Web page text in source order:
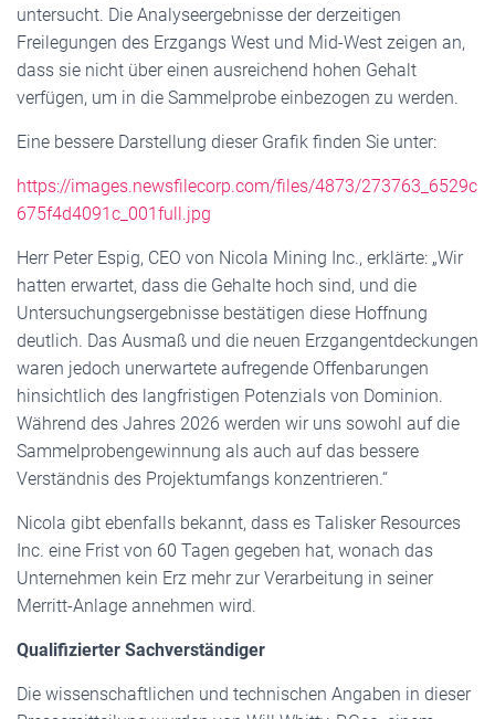
untersucht. Die Analyseergebnisse der derzeitigen
Freilegungen des Erzgangs West und Mid-West zeigen an,
dass sie nicht über einen ausreichend hohen Gehalt
verfügen, um in die Sammelprobe einbezogen zu werden.
Eine bessere Darstellung dieser Grafik finden Sie unter:
https://images.newsfilecorp.com/files/4873/273763_6529c
675f4d4091c_001full.jpg
Herr Peter Espig, CEO von Nicola Mining Inc., erklärte: „Wir
hatten erwartet, dass die Gehalte hoch sind, und die
Untersuchungsergebnisse bestätigen diese Hoffnung
deutlich. Das Ausmaß und die neuen Erzgangentdeckungen
waren jedoch unerwartete aufregende Offenbarungen
hinsichtlich des langfristigen Potenzials von Dominion.
Während des Jahres 2026 werden wir uns sowohl auf die
Sammelprobengewinnung als auch auf das bessere
Verständnis des Projektumfangs konzentrieren.“
Nicola gibt ebenfalls bekannt, dass es Talisker Resources
Inc. eine Frist von 60 Tagen gegeben hat, wonach das
Unternehmen kein Erz mehr zur Verarbeitung in seiner
Merritt-Anlage annehmen wird.
Qualifizierter Sachverständiger
Die wissenschaftlichen und technischen Angaben in dieser